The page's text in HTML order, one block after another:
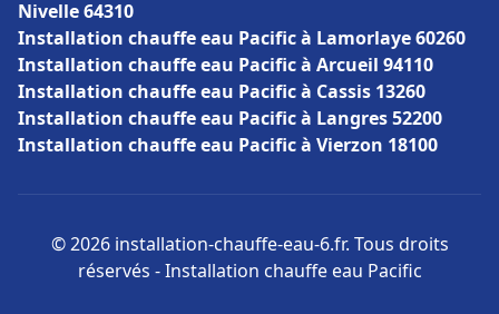
Nivelle 64310
Installation chauffe eau Pacific à Lamorlaye 60260
Installation chauffe eau Pacific à Arcueil 94110
Installation chauffe eau Pacific à Cassis 13260
Installation chauffe eau Pacific à Langres 52200
Installation chauffe eau Pacific à Vierzon 18100
© 2026 installation-chauffe-eau-6.fr. Tous droits
réservés - Installation chauffe eau Pacific